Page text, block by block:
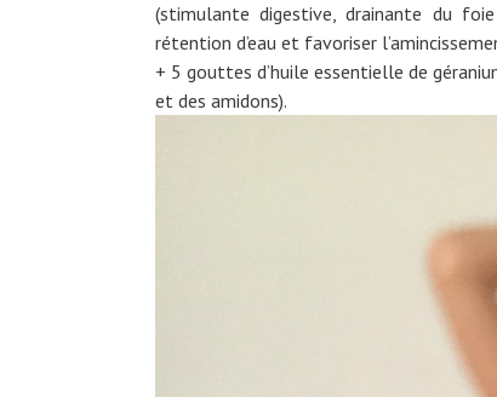
(stimulante digestive, drainante du
rétention d’eau et favoriser
+ 5 gouttes d’huile essentielle de
et des amidons).